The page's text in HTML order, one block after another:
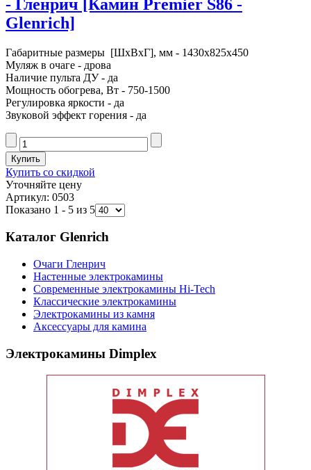
- Гленрич [Камин Premier S86 -
Glenrich]
Габаритные размеры [ШxВxГ], мм - 1430x825x450
Муляж в очаге - дрова
Наличие пульта ДУ - да
Мощность обогрева, Вт - 750-1500
Регулировка яркости - да
Звуковой эффект горения - да
Купить со скидкой
Уточняйте цену
Артикул: 0503
Показано 1 - 5 из 5
Каталог Glenrich
Очаги Гленрич
Настенные электрокамины
Современные электрокамины Hi-Tech
Классические электрокамины
Электрокамины из камня
Аксессуары для камина
Электрокамины Dimplex